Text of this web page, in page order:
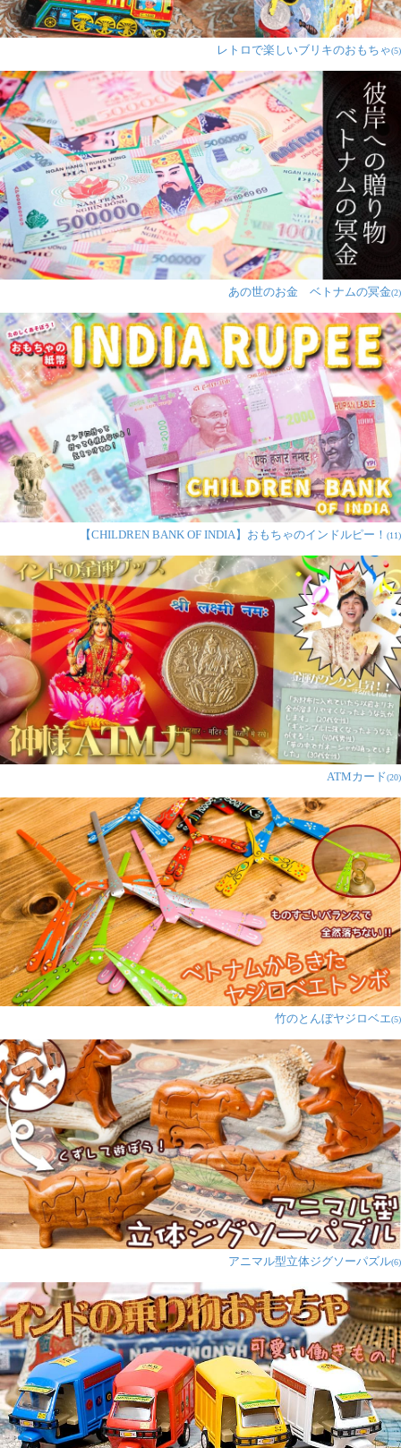
レトロで楽しいブリキのおもちゃ(5)
あの世のお金 ベトナムの冥金(2)
【CHILDREN BANK OF INDIA】おもちゃのインドルピー！ (11)
ATMカード(20)
竹のとんぼヤジロベエ(5)
アニマル型立体ジグソーパズル(6)